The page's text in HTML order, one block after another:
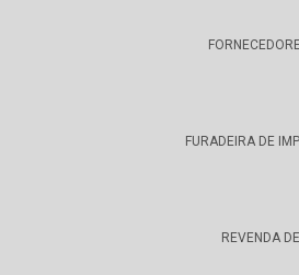
FURADEIRA DE
REVENDA